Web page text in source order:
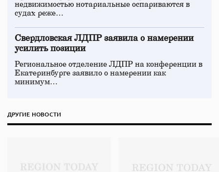
недвижимостью нотариальные оспариваются в
судах реже…
Свердловская ЛДПР заявила о намерении
усилить позиции
Региональное отделение ЛДПР на конференции в
Екатеринбурге заявило о намерении как
минимум…
ДРУГИЕ НОВОСТИ